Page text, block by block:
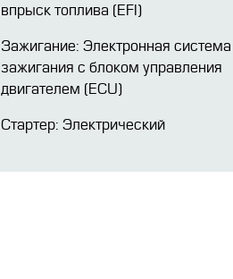
впрыск топлива (EFI)
Зажигание: Электронная система
зажигания с блоком управления
двигателем (ECU)
Стартер: Электрический